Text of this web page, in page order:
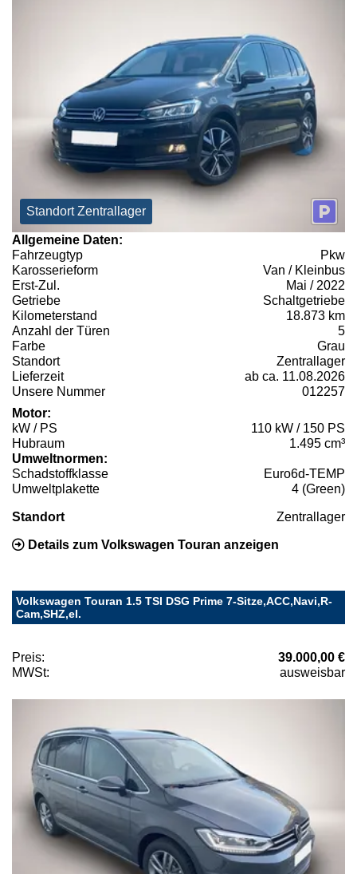
Standort Zentrallager
Allgemeine Daten:
Fahrzeugtyp
Pkw
Karosserieform
Van / Kleinbus
Erst-Zul.
Mai / 2022
Getriebe
Schaltgetriebe
Kilometerstand
18.873 km
Anzahl der Türen
5
Farbe
Grau
Standort
Zentrallager
Lieferzeit
ab ca. 11.08.2026
Unsere Nummer
012257
Motor:
kW / PS
110 kW / 150 PS
Hubraum
1.495 cm³
Umweltnormen:
Schadstoffklasse
Euro6d-TEMP
Umweltplakette
4 (Green)
Standort Zentrallager
Details zum Volkswagen Touran anzeigen
Volkswagen Touran 1.5 TSI DSG Prime 7-Sitze,ACC,Navi,R-
Cam,SHZ,el.
Preis:
39.000,00 €
MWSt:
ausweisbar